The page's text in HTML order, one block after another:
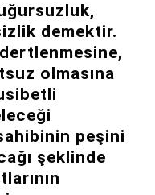
demektir.
olmasına
peşini
şeklinde